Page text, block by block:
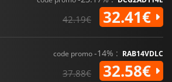
42.19€ 32.41€
code promo-14% : RAB14VDLC
37.88€ 32.58€